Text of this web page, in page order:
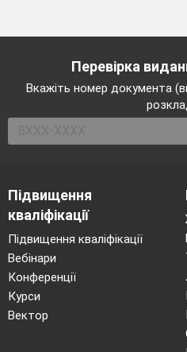
Перевірка
Вкажіть номер документа
Підвищення
кваліфікації
Підвищення кваліфікації
Вебінари
Конференції
Курси
Вектор